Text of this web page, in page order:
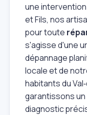
une
et Fils, nos
pour toute
s'agisse d'une
dépannage
locale et de
habitants du
garantissons
diagnostic